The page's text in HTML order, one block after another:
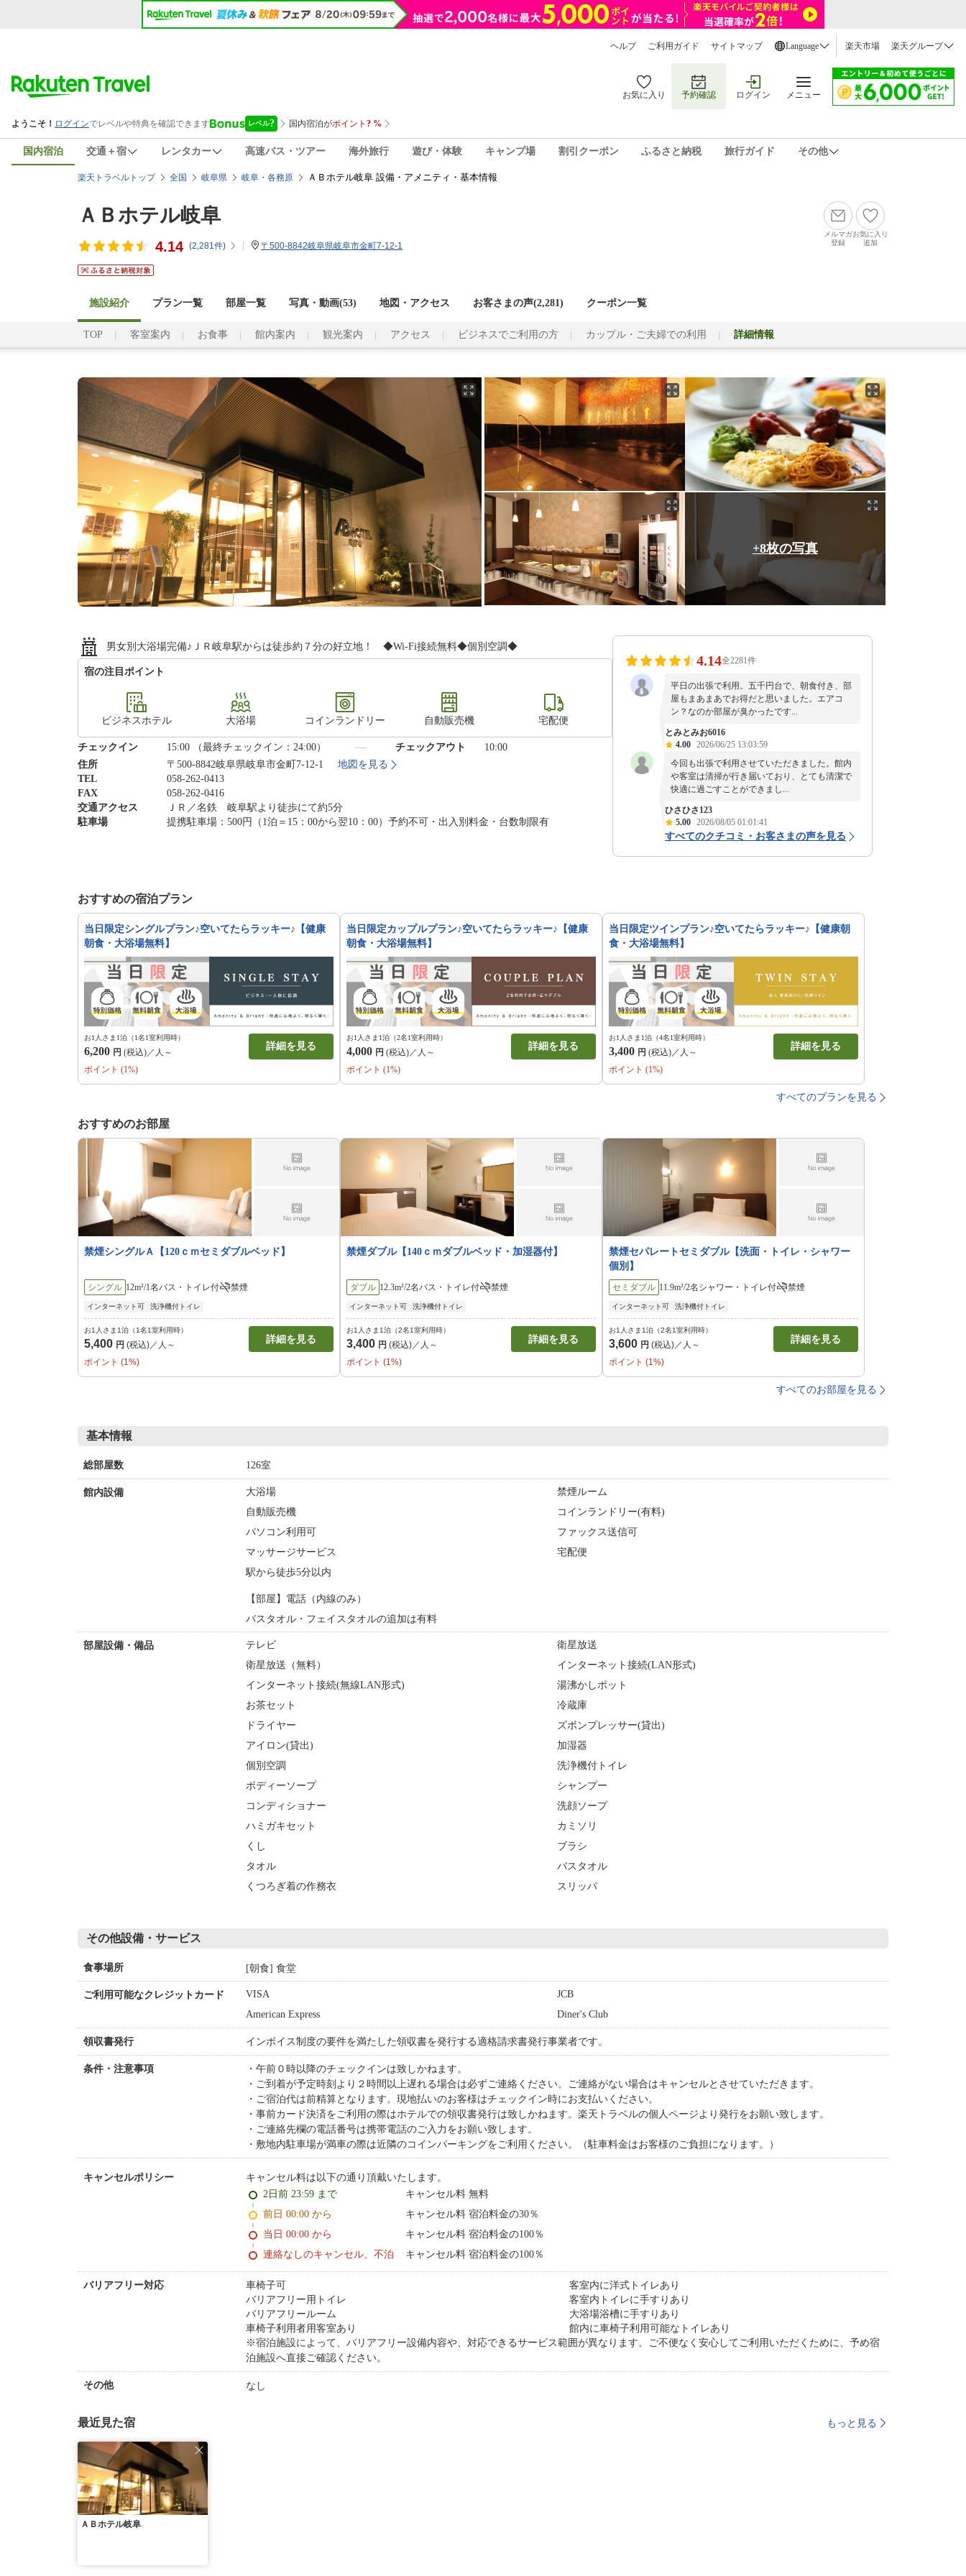
ヘルプ ご利用ガイド サイトマップ Language 楽天市場 楽天グループ
お気に入り 予約確認 ログイン メニュー
国内宿泊 交通＋宿 レンタカー 高速バス・ツアー 海外旅行 遊び・体験 キャンプ場 割引クーポン ふるさと納税 旅行ガイド その他
楽天トラベルトップ 全国 岐阜県 岐阜・各務原 ＡＢホテル岐阜 設備・アメニティ・基本情報
ＡＢホテル岐阜
4.14 (2,281件) 〒500-8842岐阜県岐阜市金町7-12-1
メルマガ
登録
お気に入り
追加
施設紹介 プラン一覧 部屋一覧 写真・動画(53) 地図・アクセス お客さまの声(2,281) クーポン一覧
TOP 客室案内 お食事 館内案内 観光案内 アクセス ビジネスでご利用の方 カップル・ご夫婦での利用 詳細情報
+8枚の写真
男女別大浴場完備♪ＪＲ岐阜駅からは徒歩約７分の好立地！ ◆Wi-Fi接続無料◆個別空調◆
宿の注目ポイント
ビジネスホテル 大浴場 コインランドリー 自動販売機 宅配便
チェックイン 15:00 （最終チェックイン：24:00） チェックアウト
10:00
住所
〒500-8842岐阜県岐阜市金町7-12-1
地図を見る
TEL
058-262-0413
FAX
058-262-0416
交通アクセス
ＪＲ／名鉄 岐阜駅より徒歩にて約5分
駐車場
提携駐車場：500円（1泊＝15：00から翌10：00）予約不可・出入別料金・台数制限有
4.14全2281件
平日の出張で利用。五千円台で、朝食付き、部
屋もまあまあでお得だと思いました。エアコ
ン？なのか部屋が臭かったです...
とみとみお6016
4.00 2026/06/25 13:03:59
今回も出張で利用させていただきました。館内
や客室は清掃が行き届いており、とても清潔で
快適に過ごすことができまし...
ひさひさ123
5.00 2026/08/05 01:01:41
すべてのクチコミ・お客さまの声を見る
おすすめの宿泊プラン
当日限定シングルプラン♪空いてたらラッキー♪【健康
朝食・大浴場無料】
お1人さま1泊（1名1室利用時）
6,200 円 (税込)／人～
詳細を見る
ポイント (1%)
当日限定カップルプラン♪空いてたらラッキー♪【健康
朝食・大浴場無料】
お1人さま1泊（2名1室利用時）
4,000 円 (税込)／人～
詳細を見る
ポイント (1%)
当日限定ツインプラン♪空いてたらラッキー♪【健康朝
食・大浴場無料】
お1人さま1泊（4名1室利用時）
3,400 円 (税込)／人～
詳細を見る
ポイント (1%)
すべてのプランを見る
おすすめのお部屋
禁煙シングルＡ【120ｃｍセミダブルベッド】
シングル 12m²/1名バス・トイレ付 禁煙
インターネット可 洗浄機付トイレ
お1人さま1泊（1名1室利用時）
5,400 円 (税込)／人～ 詳細を見る
ポイント (1%)
禁煙ダブル【140ｃｍダブルベッド・加湿器付】
ダブル 12.3m²/2名バス・トイレ付 禁煙
インターネット可 洗浄機付トイレ
お1人さま1泊（2名1室利用時）
3,400 円 (税込)／人～ 詳細を見る
ポイント (1%)
禁煙セパレートセミダブル【洗面・トイレ・シャワー
個別】
セミダブル 11.9m²/2名 シャワー・トイレ付 禁煙
インターネット可 洗浄機付トイレ
お1人さま1泊（2名1室利用時）
3,600 円 (税込)／人～ 詳細を見る
ポイント (1%)
すべてのお部屋を見る
基本情報
総部屋数 126室
館内設備 大浴場
禁煙ルーム
自動販売機
コインランドリー(有料)
パソコン利用可
ファックス送信可
マッサージサービス
宅配便
駅から徒歩5分以内
【部屋】電話（内線のみ）
バスタオル・フェイスタオルの追加は有料
部屋設備・備品 テレビ
衛星放送
衛星放送（無料）
インターネット接続(LAN形式)
インターネット接続(無線LAN形式)
湯沸かしポット
お茶セット
冷蔵庫
ドライヤー
ズボンプレッサー(貸出)
アイロン(貸出)
加湿器
個別空調
洗浄機付トイレ
ボディーソープ
シャンプー
コンディショナー
洗顔ソープ
ハミガキセット
カミソリ
くし
ブラシ
タオル
バスタオル
くつろぎ着の作務衣
スリッパ
その他設備・サービス
食事場所 [朝食] 食堂
ご利用可能なクレジットカード VISA
JCB
American Express
Diner's Club
領収書発行 インボイス制度の要件を満たした領収書を発行する適格請求書発行事業者です。
条件・注意事項
午前０時以降のチェックインは致しかねます。
ご到着が予定時刻より２時間以上遅れる場合は必ずご連絡ください。ご連絡がない場合はキャンセルとさせていただきます。
ご宿泊代は前精算となります。現地払いのお客様はチェックイン時にお支払いください。
事前カード決済をご利用の際はホテルでの領収書発行は致しかねます。楽天トラベルの個人ページより発行をお願い致します。
ご連絡先欄の電話番号は携帯電話のご入力をお願い致します。
敷地内駐車場が満車の際は近隣のコインパーキングをご利用ください。（駐車料金はお客様のご負担になります。）
キャンセルポリシー キャンセル料は以下の通り頂戴いたします。
2日前 23:59 まで
キャンセル料 無料
前日 00:00 から
キャンセル料 宿泊料金の30％
当日 00:00 から
キャンセル料 宿泊料金の100％
連絡なしのキャンセル、不泊
キャンセル料 宿泊料金の100％
バリアフリー対応
車椅子可
バリアフリー用トイレ
バリアフリールーム
車椅子利用者用客室あり
客室内に洋式トイレあり
客室内トイレに手すりあり
大浴場浴槽に手すりあり
館内に車椅子利用可能なトイレあり
※宿泊施設によって、バリアフリー設備内容や、対応できるサービス範囲が異なります。ご不便なく安心してご利用いただくために、予め宿
泊施設へ直接ご確認ください。
その他 なし
最近見た宿 もっと見る
ＡＢホテル岐阜